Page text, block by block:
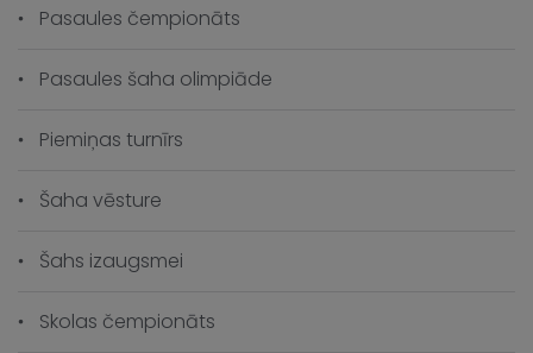
Pasaules čempionāts
Pasaules šaha olimpiāde
Piemiņas turnīrs
Šaha vēsture
Šahs izaugsmei
Skolas čempionāts